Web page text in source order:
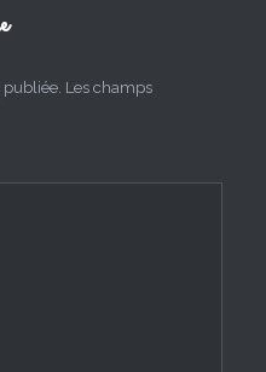
Les champs